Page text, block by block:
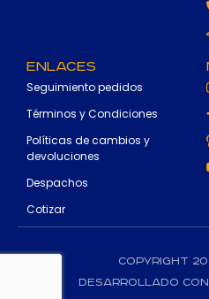
Enlaces
Seguimiento pedidos
Términos y Condiciones
Políticas de cambios y
devoluciones
Despachos
Cotizar
Copyright
Desarrollado